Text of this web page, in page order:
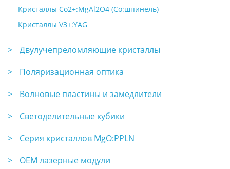
Кристаллы Co2+:MgAl2O4 (Co:шпинель)
Кристаллы V3+:YAG
>
Двулучепреломляющие кристаллы
>
Поляризационная оптика
>
Волновые пластины и замедлители
>
Светоделительные кубики
>
Серия кристаллов MgO:PPLN
>
OEM лазерные модули